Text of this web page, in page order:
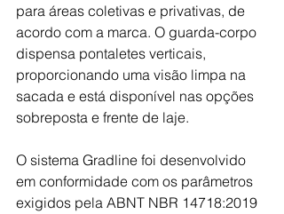
para áreas coletivas e privativas, de
acordo com a marca. O guarda-corpo
dispensa pontaletes verticais,
proporcionando uma visão limpa na
sacada e está disponível nas opções
sobreposta e frente de laje.
O sistema Gradline foi desenvolvido
em conformidade com os parâmetros
exigidos pela ABNT NBR 14718:2019